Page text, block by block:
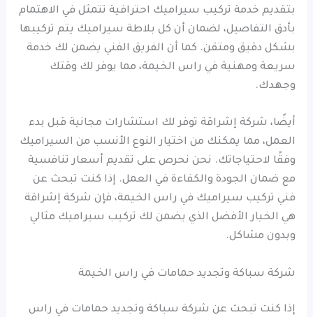
بتقديم خدمة تركيب سيراميك احترافية تتمثل في الاهتمام
بأدق التفاصيل، لضمان أن كل بلاطة سيراميك يتم تركيبها
بشكل دقيق ومتقن. كما أن الفريق الفني يضمن لك خدمة
سريعة ومهنية في راس الخيمة، مما يوفر لك وقتك
وجهدك.
أيضًا، شركة إشراقة توفر لك استشارات مجانية قبل بدء
العمل، مما يمكنك من اختيار النوع الأنسب من السيراميك
وفقًا لاحتياجاتك. نحن نحرص على تقديم أسعار تنافسية
مع ضمان الجودة والكفاءة في العمل. إذا كنت تبحث عن
فني تركيب سيراميك في راس الخيمة، فإن شركة إشراقة
هي الخيار الأفضل الذي يضمن لك تركيب سيراميك مثالي
وبدون مشاكل.
شركة سباكة وتجديد حمامات في راس الخيمة
إذا كنت تبحث عن شركة سباكة وتجديد حمامات في راس